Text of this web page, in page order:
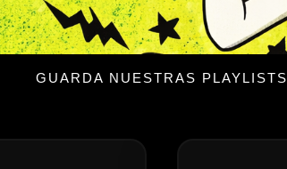
GUARDA NUESTRAS PLAYLISTS